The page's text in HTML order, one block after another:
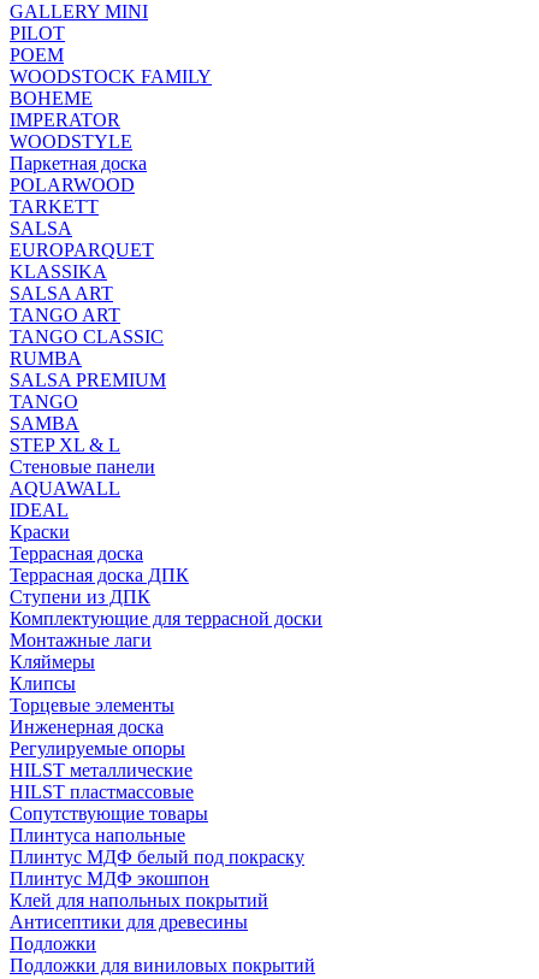
GALLERY MINI
PILOT
POEM
WOODSTOCK FAMILY
BOHEME
IMPERATOR
WOODSTYLE
Паркетная доска
POLARWOOD
TARKETT
SALSA
EUROPARQUET
KLASSIKA
SALSA ART
TANGO ART
TANGO CLASSIC
RUMBA
SALSA PREMIUM
TANGO
SAMBA
STEP XL & L
Стеновые панели
AQUAWALL
IDEAL
Краски
Террасная доска
Террасная доска ДПК
Ступени из ДПК
Комплектующие для террасной доски
Монтажные лаги
Кляймеры
Клипсы
Торцевые элементы
Инженерная доска
Регулируемые опоры
HILST металлические
HILST пластмассовые
Сопутствующие товары
Плинтуса напольные
Плинтус МДФ белый под покраску
Плинтус МДФ экошпон
Клей для напольных покрытий
Антисептики для древесины
Подложки
Подложки для виниловых покрытий